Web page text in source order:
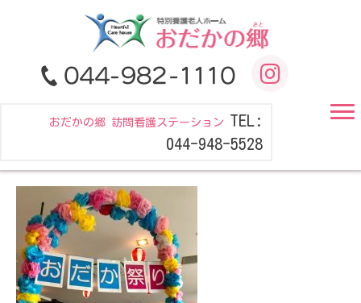
おだかの郷 訪問看護ステーション TEL:
044-948-5528